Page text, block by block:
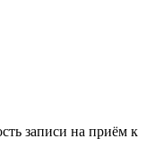
записи на приём к